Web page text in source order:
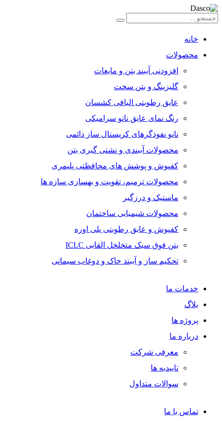
خانه
محصولات
افزودنی آببند بتن و مایعات
گلیزینگ و بتن سخت
عایق رطوبتی الیافی کشسان
رنگ نمای عایق نانو سرامیکی
نانو نفوذگرهای کریستال ساز دائمی
محصولات آببندی و نشتی گیری بتن
كفپوش و پوشش‌ های محافظتی پلیمری
محصولات ترمیم، تقویت و بهسازی سازه ها
ماستیک و درزگیر
محصولات شیمیایی ساختمان
کفپوش و عایق رطوبتی پلی اوره
بتن فوق سبک متخلخل القایی ICLC
تحکیم ساز و آببند خاک و دوغاب سیمانی
خدمات ما
بلاگ
پروژه ها
درباره ما
معرفی شرکت
تاییدیه ها
سوالات متداول
تماس با ما